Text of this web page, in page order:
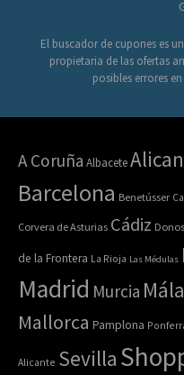
El buscador de cupones es
propietaria de las ofertas
posibles errores
A Coruña Albacete
Barcelona Benetússer
Corvera de Asturias Cádiz
de la Frontera La Rioja Las Médulas
Madrid Murcia
Mallorca Pamplona
Alicante Sevilla